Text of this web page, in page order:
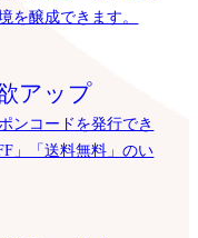
を醸成できます。
アップ
ンコードを発行でき
」「送料無料」のい